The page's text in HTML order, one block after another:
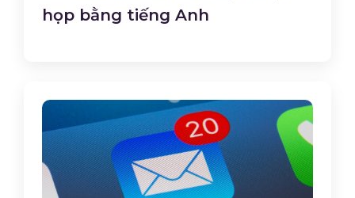
họp bằng tiếng Anh